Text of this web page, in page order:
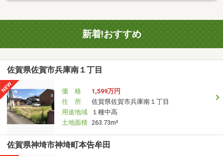
新着!おすすめ
佐賀県佐賀市兵庫南１丁目
価 格
1,599万円
住 所
佐賀県佐賀市兵庫南１丁目
用途地域
１種中高
土地面積 263.73m²
佐賀県神埼市神埼町本告牟田